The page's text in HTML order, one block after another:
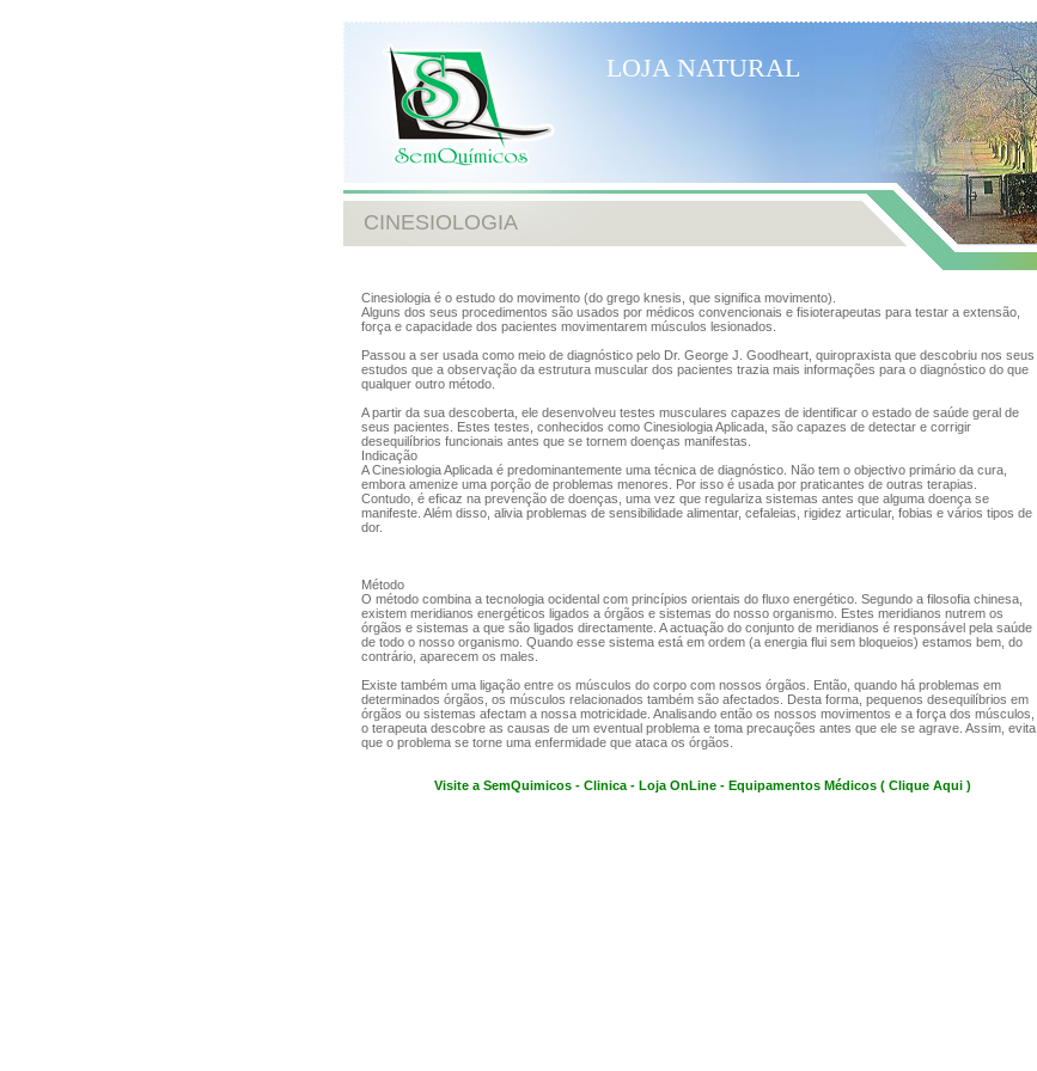
LOJA NATURAL
CINESIOLOGIA
Cinesiologia é o estudo do movimento (do grego knesis, que significa movimento).
Alguns dos seus procedimentos são usados por médicos convencionais e fisioterapeutas para testar a extensão,
força e capacidade dos pacientes movimentarem músculos lesionados.
Passou a ser usada como meio de diagnóstico pelo Dr. George J. Goodheart, quiropraxista que descobriu nos seus
estudos que a observação da estrutura muscular dos pacientes trazia mais informações para o diagnóstico do que
qualquer outro método.
A partir da sua descoberta, ele desenvolveu testes musculares capazes de identificar o estado de saúde geral de
seus pacientes. Estes testes, conhecidos como Cinesiologia Aplicada, são capazes de detectar e corrigir
desequilíbrios funcionais antes que se tornem doenças manifestas.
Indicação
A Cinesiologia Aplicada é predominantemente uma técnica de diagnóstico. Não tem o objectivo primário da cura,
embora amenize uma porção de problemas menores. Por isso é usada por praticantes de outras terapias.
Contudo, é eficaz na prevenção de doenças, uma vez que regulariza sistemas antes que alguma doença se
manifeste. Além disso, alivia problemas de sensibilidade alimentar, cefaleias, rigidez articular, fobias e vários tipos de
dor.
Método
O método combina a tecnologia ocidental com princípios orientais do fluxo energético. Segundo a filosofia chinesa,
existem meridianos energéticos ligados a órgãos e sistemas do nosso organismo. Estes meridianos nutrem os
órgãos e sistemas a que são ligados directamente. A actuação do conjunto de meridianos é responsável pela saúde
de todo o nosso organismo. Quando esse sistema está em ordem (a energia flui sem bloqueios) estamos bem, do
contrário, aparecem os males.
Existe também uma ligação entre os músculos do corpo com nossos órgãos. Então, quando há problemas em
determinados órgãos, os músculos relacionados também são afectados. Desta forma, pequenos desequilíbrios em
órgãos ou sistemas afectam a nossa motricidade. Analisando então os nossos movimentos e a força dos músculos,
o terapeuta descobre as causas de um eventual problema e toma precauções antes que ele se agrave. Assim, evita
que o problema se torne uma enfermidade que ataca os órgãos.
Visite a SemQuimicos - Clinica - Loja OnLine - Equipamentos Médicos ( Clique Aqui )